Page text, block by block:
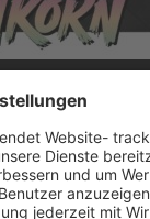
von SAATKORN